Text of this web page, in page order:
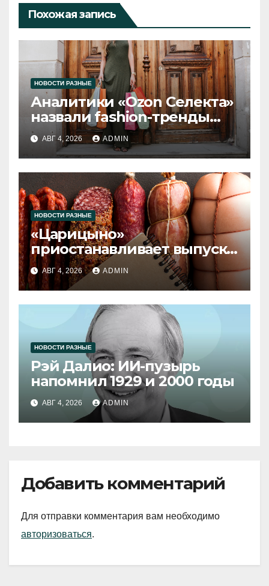
Похожая запись
НОВОСТИ РАЗНЫЕ
Аналитики «Ozon Селекта»
назвали fashion-тренды
2026 года
АВГ 4, 2026 ADMIN
НОВОСТИ РАЗНЫЕ
«Царицыно»
приостанавливает выпуск
продукции
АВГ 4, 2026 ADMIN
НОВОСТИ РАЗНЫЕ
Рэй Далио: ИИ-пузырь
напомнил 1929 и 2000 годы
АВГ 4, 2026 ADMIN
Добавить комментарий
Для отправки комментария вам необходимо
авторизоваться.